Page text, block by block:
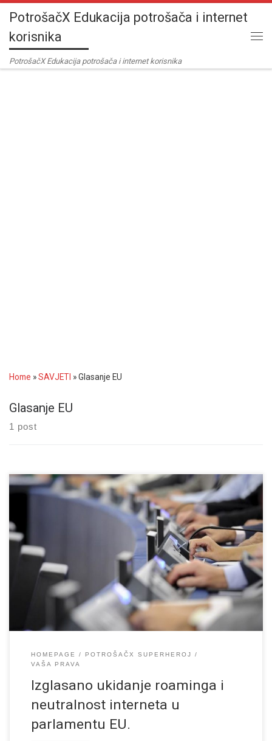
Skip to content
PotrošačX Edukacija potrošača i internet
korisnika
PotrošačX Edukacija potrošača i internet korisnika
Home »SAVJETI »Glasanje EU
Glasanje EU
1 post
Izglasano ukidanje roaminga i neutralnost interneta u parlamentu
EU. Istina ne u potpunosti i ne baš od sutra. Dakle dvije veoma
važne odluke su danas izglasane no sada treba sačekati i vidjeti
kako će izgledati sami propisi. Privatnost u […]
HOMEPAGE
POTROŠAČX SUPERHEROJ
VAŠA PRAVA
Izglasano ukidanje roaminga i
neutralnost interneta u
parlamentu EU.